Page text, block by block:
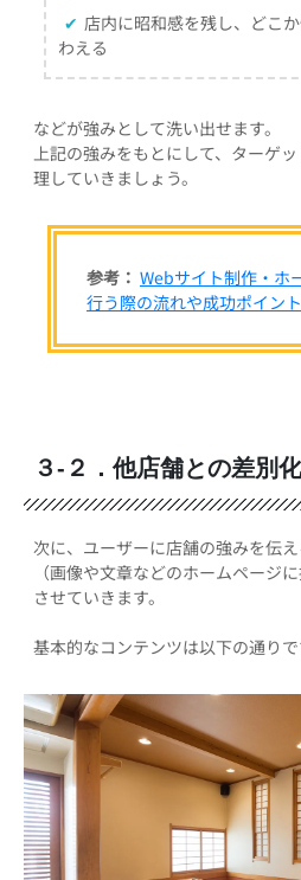
✔ 店内に昭和感を残し、どこ
わえる
などが強みとして洗い出せます。
上記の強みをもとにして、ターゲ
理していきましょう。
参考： Webサイト制作・ホ
行う際の流れや成功ポイン
３-２．他店舗との差別化
次に、ユーザーに店舗の強みを伝
（画像や文章などのホームページ
させていきます。
基本的なコンテンツは以下の通りで